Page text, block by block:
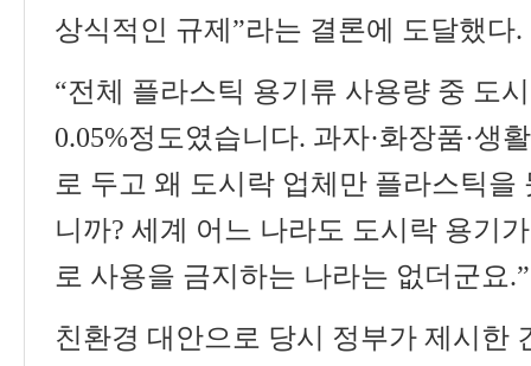
상식적인 규제 ”라는 결론에 도달했다.
“전체 플라스틱 용기류 사용량 중 도
0.05%정도였습니다. 과자·화장품·생
로 두고 왜 도시락 업체만 플라스틱을
니까? 세계 어느 나라도 도시락 용기
로 사용을 금지하는 나라는 없더군요.”
친환경 대안으로 당시 정부가 제시한